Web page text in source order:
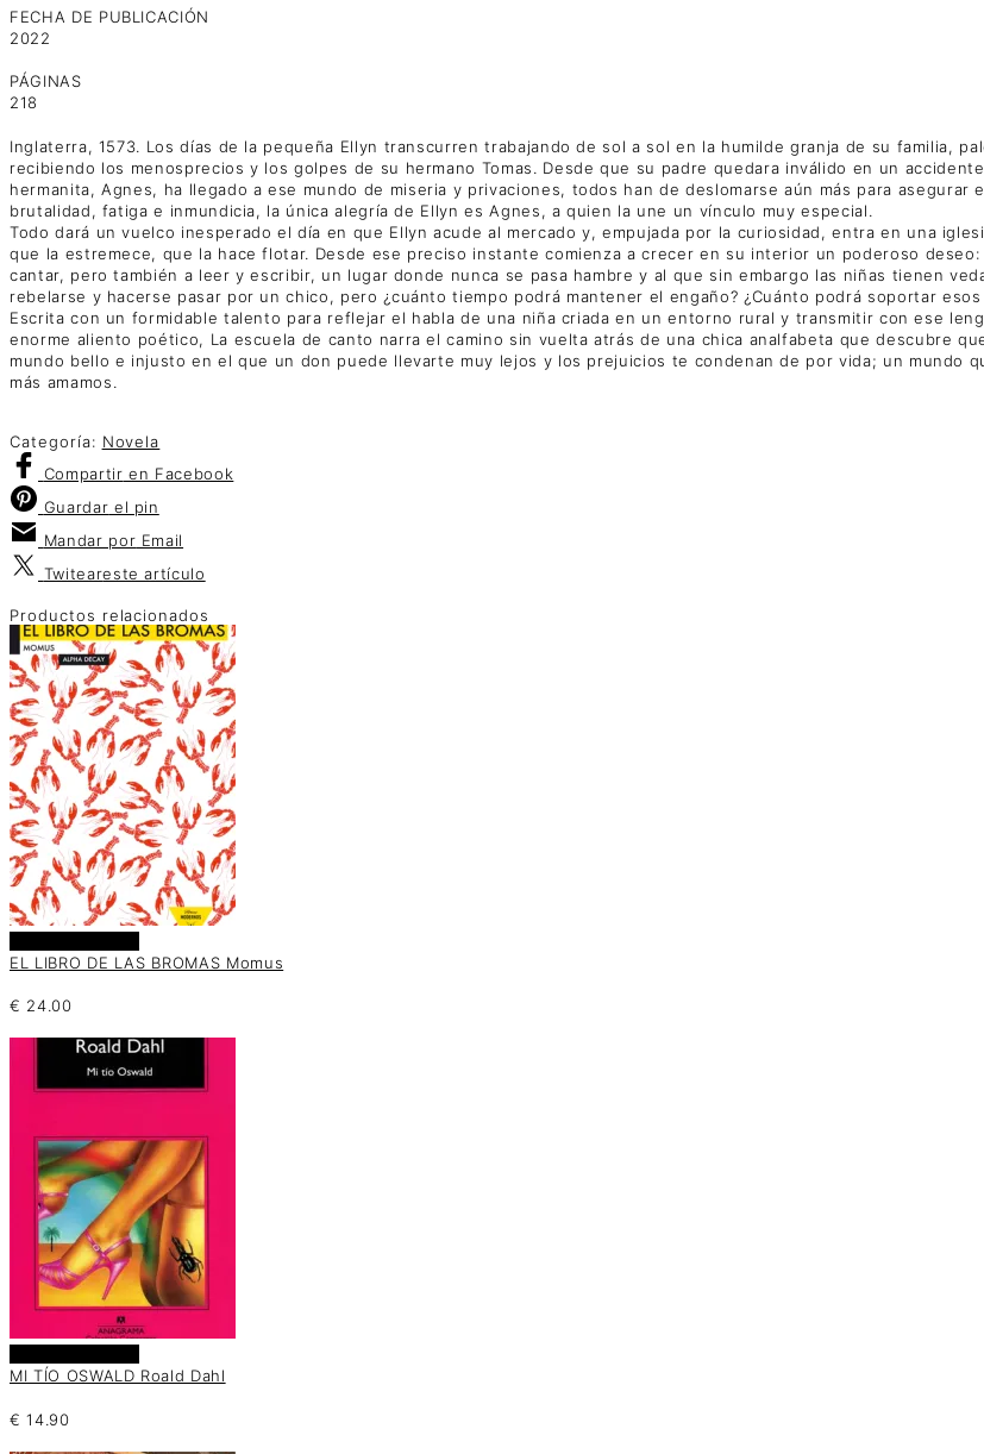
FECHA DE PUBLICACIÓN
2022
PÁGINAS
218
Inglaterra, 1573. Los días de la pequeña Ellyn transcurren trabajando de sol a sol en la humilde granja de su familia,
recibiendo los menosprecios y los golpes de su hermano Tomas. Desde que su padre quedara inválido en un
hermanita, Agnes, ha llegado a ese mundo de miseria y privaciones, todos han de deslomarse aún más para asegurar
brutalidad, fatiga e inmundicia, la única alegría de Ellyn es Agnes, a quien la une un vínculo muy especial.
Todo dará un vuelco inesperado el día en que Ellyn acude al mercado y, empujada por la curiosidad, entra en una
que la estremece, que la hace flotar. Desde ese preciso instante comienza a crecer en su interior un poderoso
cantar, pero también a leer y escribir, un lugar donde nunca se pasa hambre y al que sin embargo las niñas tienen
rebelarse y hacerse pasar por un chico, pero ¿cuánto tiempo podrá mantener el engaño? ¿Cuánto podrá soportar
Escrita con un formidable talento para reflejar el habla de una niña criada en un entorno rural y transmitir con ese
enorme aliento poético, La escuela de canto narra el camino sin vuelta atrás de una chica analfabeta que descubre
mundo bello e injusto en el que un don puede llevarte muy lejos y los prejuicios te condenan de por vida; un mundo
más amamos.
Categoría: Novela
Compartir en Facebook
Guardar el pin
Mandar por Email
Twiteareste artículo
Productos relacionados
EL LIBRO DE LAS BROMAS Momus
€ 24.00
MI TÍO OSWALD Roald Dahl
€ 14.90